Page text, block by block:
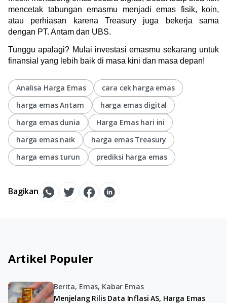
mencetak tabungan emasmu menjadi emas fisik, koin,
atau perhiasan karena Treasury juga bekerja sama
dengan PT. Antam dan UBS.
Tunggu apalagi? Mulai investasi emasmu sekarang untuk
finansial yang lebih baik di masa kini dan masa depan!
Analisa Harga Emas
cara cek harga emas
harga emas Antam
harga emas digital
harga emas dunia
Harga Emas hari ini
harga emas naik
harga emas Treasury
harga emas turun
prediksi harga emas
Bagikan
Artikel Populer
Berita, Emas, Kabar Emas
Menjelang Rilis Data Inflasi AS, Harga Emas